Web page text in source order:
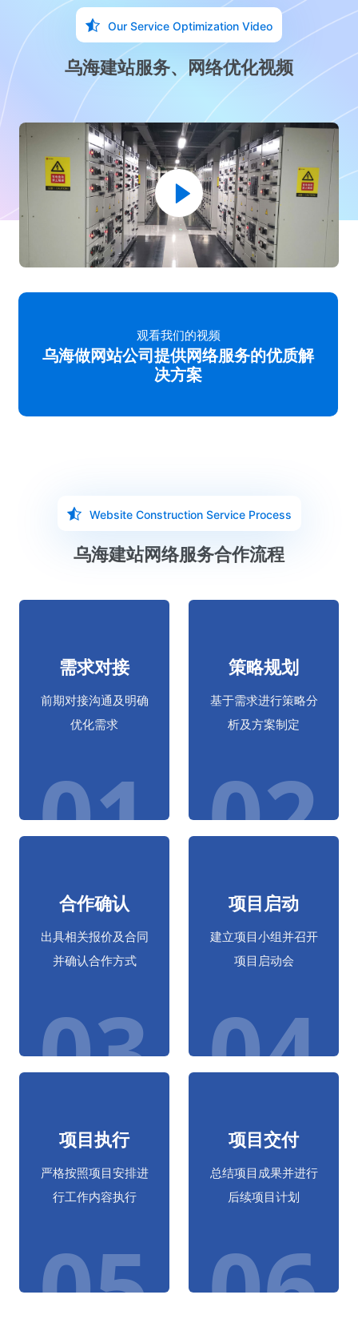
Our Service Optimization Video
乌海建站服务、网络优化视频
观看我们的视频
乌海做网站公司提供网络服务的优质解
决方案
Website Construction Service Process
乌海建站网络服务合作流程
需求对接
前期对接沟通及明确
优化需求
01
策略规划
基于需求进行策略分
析及方案制定
02
合作确认
出具相关报价及合同
并确认合作方式
03
项目启动
建立项目小组并召开
项目启动会
04
项目执行
严格按照项目安排进
行工作内容执行
05
项目交付
总结项目成果并进行
后续项目计划
06